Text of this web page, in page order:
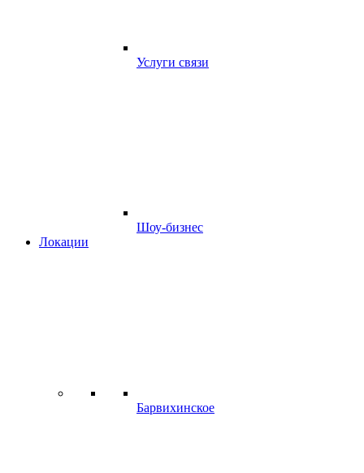
Услуги связи
Шоу-бизнес
Локации
Барвихинское